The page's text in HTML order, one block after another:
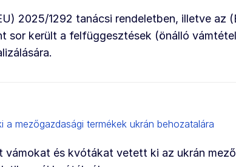
2025/1292 tanácsi rendeletben, illetve az
sor került a felfüggesztések (önálló
a mezőgazdasági termékek ukrán behozatalára
vámokat és kvótákat vetett ki az ukrán